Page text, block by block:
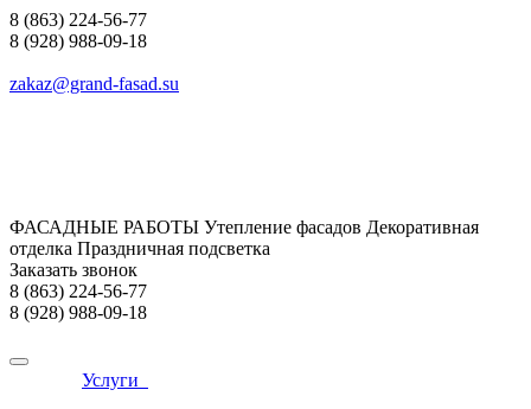
8 (863) 224-56-77
8 (928) 988-09-18
zakaz@grand-fasad.su
ФАСАДНЫЕ РАБОТЫ Утепление фасадов Декоративная
отделка Праздничная подсветка
Заказать звонок
8 (863) 224-56-77
8 (928) 988-09-18
Услуги